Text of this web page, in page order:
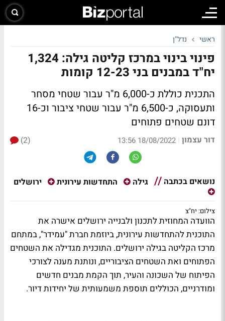
ראשי נדל"ן
פינוי בינוי במרכז קליטה גילה: 1,324
יח"ד במבנים בני 12-23 קומות
התכנית כוללת כ-6,000 מ"ר עבור שטחי מסחר
ותעסוקה, כ-6,500 מ"ר עבור שטחי ציבור וכ-16
דונם שטחים פתוחים
דור עצמון |
18/08/2022 13:56
(2)
נושאים בכתבה גילה התחדשות עירונית ירושלים
צילום: יח"צ
הוועדה המחוזית לתכנון ולבנייה ירושלים אישרה את
התוכנית להתחדשות עירונית, ביוזמת חברת "עמידר", במתחם
מרכז הקליטה בגילה ירושלים. התוכנית מגדילה את השטחים
הפתוחים ואת השטחים הציבוריים, ונותנת מענה לצורכי
הפיתוח של השכונה והעיר, תוך הקמת מבנים חדשים
ומודרניים, הכוללים תוספת משמעותית של יחידות דיור.